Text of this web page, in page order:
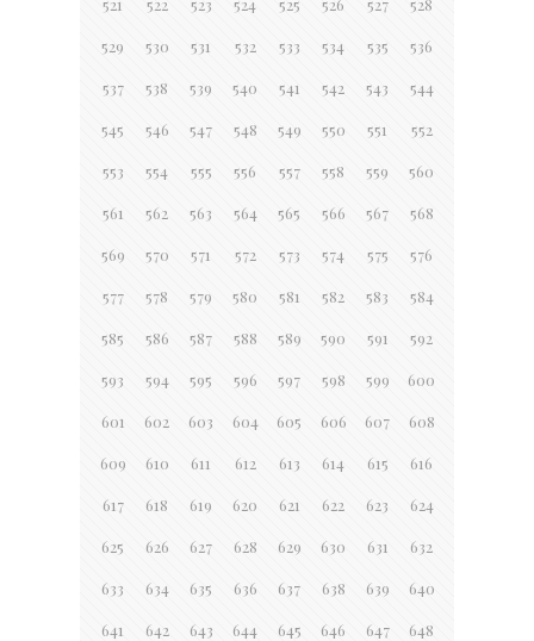
521 522 523 524 525 526 527 528
529 530 531 532 533 534 535 536
537 538 539 540 541 542 543 544
545 546 547 548 549 550 551 552
553 554 555 556 557 558 559 560
561 562 563 564 565 566 567 568
569 570 571 572 573 574 575 576
577 578 579 580 581 582 583 584
585 586 587 588 589 590 591 592
593 594 595 596 597 598 599 600
601 602 603 604 605 606 607 608
609 610 611 612 613 614 615 616
617 618 619 620 621 622 623 624
625 626 627 628 629 630 631 632
633 634 635 636 637 638 639 640
641 642 643 644 645 646 647 648